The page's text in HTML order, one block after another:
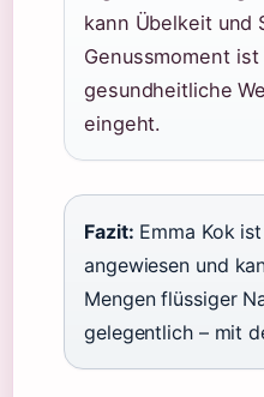
kann Übelkeit und
Genussmoment
gesundheitliche
eingeht.
Fazit: Emma Kok
angewiesen und
Mengen flüssiger
gelegentlich – mit